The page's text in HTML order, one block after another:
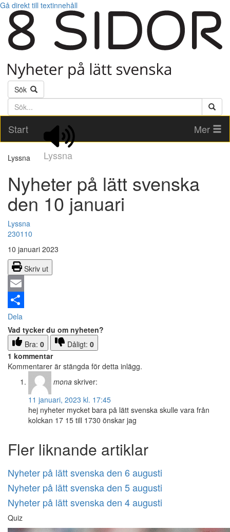
Gå direkt till textinnehåll
Sök
Söktext
Start
Lyssna
Mer
Lyssna
Nyheter på lätt svenska
den 10 januari
Lyssna
230110
10 januari 2023
Skriv ut
Email
Dela
Vad tycker du om nyheten?
Bra: 0 Dåligt: 0
1 kommentar
Kommentarer är stängda för detta inlägg.
mona skriver:
11 januari, 2023 kl. 17:45
hej nyheter mycket bara på lätt svenska skulle vara från
kolckan 17 15 till 1730 önskar jag
Fler liknande artiklar
Nyheter på lätt svenska den 6 augusti
Nyheter på lätt svenska den 5 augusti
Nyheter på lätt svenska den 4 augusti
Quiz